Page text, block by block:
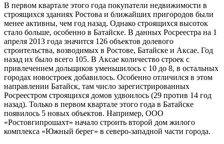
В первом квартале этого года покупатели недвижимости в
строящихся зданиях Ростова и ближайших пригородов были
менее активны, чем год назад. Однако строящихся высоток
стало больше, особенно в Батайске. В данных Росреестра на 1
апреля 2013 года значится 126 объектов долевого
строительства, возводимых в Ростове, Батайске и Аксае. Год
назад их было всего 105. В Аксае количество строек с
привлечением дольщиков уменьшилось с 10 до 8, в остальных
городах новостроек добавилось. Особенно отличился в этом
направлении Батайск, там число зарегистрированных
Росреестром строящихся домов удвоилось (29 против 14 год
назад). Только в первом квартале этого года в Батайске
появилось 5 новых объектов. Например, ООО
«Ростовгипрошахт» начало строить второй дом жилого
комплекса «Южный берег» в северо-западной части города.